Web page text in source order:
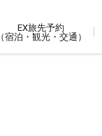
EX旅先予約
（宿泊・観光・交通）